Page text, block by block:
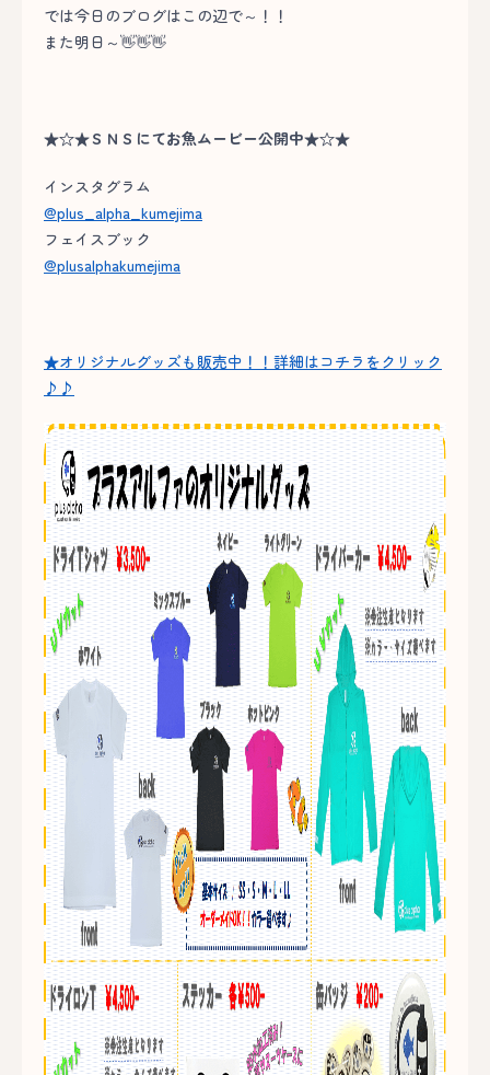
では今日のブログはこの辺で～！！
また明日～👋👋👋
★☆★ＳＮＳにてお魚ムービー公開中★☆★
インスタグラム
@plus_alpha_kumejima
フェイスブック
@plusalphakumejima
★オリジナルグッズも販売中！！詳細はコチラをクリック
♪♪